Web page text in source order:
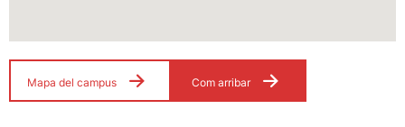
Mapa del campus Com arribar